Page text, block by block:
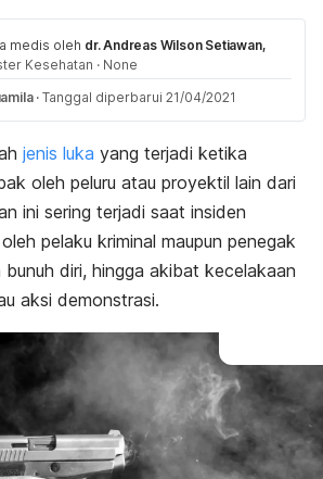
medis oleh dr. Andreas Wilson Setiawan,
Kesehatan · None
· Tanggal diperbarui 21/04/2021
jenis luka yang terjadi ketika
oleh peluru atau proyektil lain dari
ini sering terjadi saat insiden
pelaku kriminal maupun penegak
diri, hingga akibat kecelakaan
aksi demonstrasi.